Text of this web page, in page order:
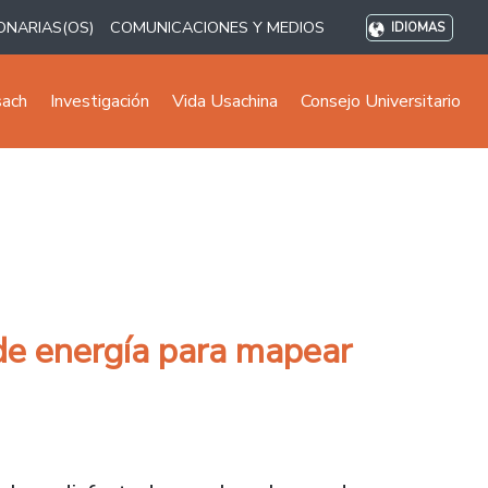
COMUNICACIONES Y MEDIOS IDIOMAS
Investigación Vida Usachina Consejo Universitario
energía para mapear